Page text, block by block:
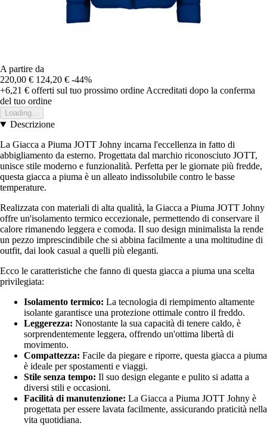
A partire da
220,00 € 124,20 € -44%
+6,21 € offerti sul tuo prossimo ordine Accreditati dopo la conferma
del tuo ordine
Loading...
Descrizione
La Giacca a Piuma JOTT Johny incarna l'eccellenza in fatto di
abbigliamento da esterno. Progettata dal marchio riconosciuto JOTT,
unisce stile moderno e funzionalità. Perfetta per le giornate più fredde,
questa giacca a piuma è un alleato indissolubile contro le basse
temperature.
Realizzata con materiali di alta qualità, la Giacca a Piuma JOTT Johny
offre un'isolamento termico eccezionale, permettendo di conservare il
calore rimanendo leggera e comoda. Il suo design minimalista la rende
un pezzo imprescindibile che si abbina facilmente a una moltitudine di
outfit, dai look casual a quelli più eleganti.
Ecco le caratteristiche che fanno di questa giacca a piuma una scelta
privilegiata:
Isolamento termico: La tecnologia di riempimento altamente
isolante garantisce una protezione ottimale contro il freddo.
Leggerezza: Nonostante la sua capacità di tenere caldo, è
sorprendentemente leggera, offrendo un'ottima libertà di
movimento.
Compattezza: Facile da piegare e riporre, questa giacca a piuma
è ideale per spostamenti e viaggi.
Stile senza tempo: Il suo design elegante e pulito si adatta a
diversi stili e occasioni.
Facilità di manutenzione: La Giacca a Piuma JOTT Johny è
progettata per essere lavata facilmente, assicurando praticità nella
vita quotidiana.